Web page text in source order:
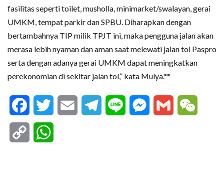
fasilitas seperti toilet, musholla, minimarket/swalayan, gerai
UMKM, tempat parkir dan SPBU. Diharapkan dengan
bertambahnya TIP milik TPJT ini, maka pengguna jalan akan
merasa lebih nyaman dan aman saat melewati jalan tol Paspro
serta dengan adanya gerai UMKM dapat meningkatkan
perekonomian di sekitar jalan tol,” kata Mulya.**
FacebookTwitter Email Telegram
Line Messenger
Gmail
Copy